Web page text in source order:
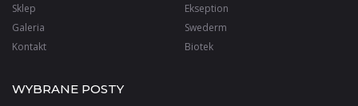
Sklep
Galeria
Kontakt
WYBRANE POSTY
Ekseption
Swederm
Biotek